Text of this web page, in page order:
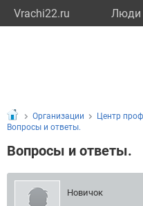
Vrachi22.ru Люди
Организации Центр
Вопросы и ответы.
Вопросы и ответы.
Новичок